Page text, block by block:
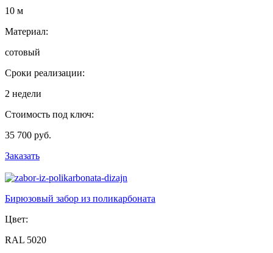
10 м
Материал:
сотовый
Сроки реализации:
2 недели
Стоимость под ключ:
35 700 руб.
Заказать
Бирюзовый забор из поликарбоната
Цвет:
RAL 5020